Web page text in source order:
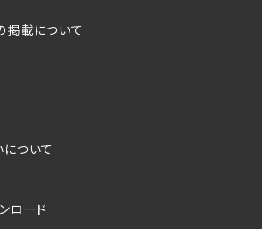
掲載について
ついて
ロード